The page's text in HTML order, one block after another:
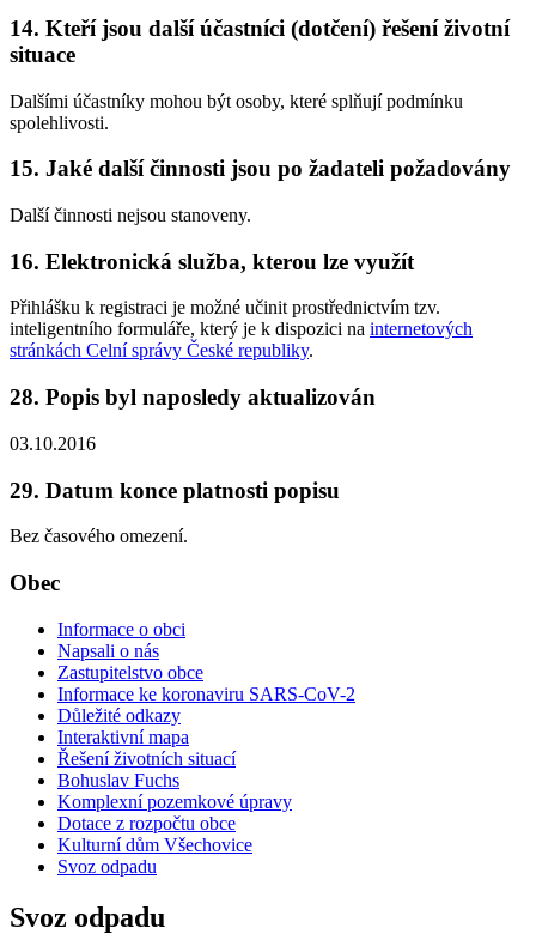
14. Kteří jsou další účastníci (dotčení) řešení životní
situace
Dalšími účastníky mohou být osoby, které splňují podmínku
spolehlivosti.
15. Jaké další činnosti jsou po žadateli požadovány
Další činnosti nejsou stanoveny.
16. Elektronická služba, kterou lze využít
Přihlášku k registraci je možné učinit prostřednictvím tzv.
inteligentního formuláře, který je k dispozici na internetových
stránkách Celní správy České republiky.
28. Popis byl naposledy aktualizován
03.10.2016
29. Datum konce platnosti popisu
Bez časového omezení.
Obec
Informace o obci
Napsali o nás
Zastupitelstvo obce
Informace ke koronaviru SARS-CoV-2
Důležité odkazy
Interaktivní mapa
Řešení životních situací
Bohuslav Fuchs
Komplexní pozemkové úpravy
Dotace z rozpočtu obce
Kulturní dům Všechovice
Svoz odpadu
Svoz odpadu